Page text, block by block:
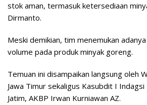
stok aman, termasuk ketersediaan
Dirmanto.
Meski demikian, tim menemukan
volume pada produk minyak goreng.
Temuan ini disampaikan langsung oleh
Jawa Timur sekaligus Kasubdit I
Jatim, AKBP Irwan Kurniawan AZ.